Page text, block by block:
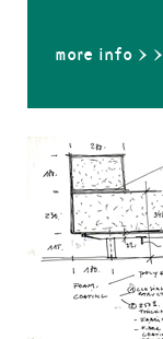
more info > >